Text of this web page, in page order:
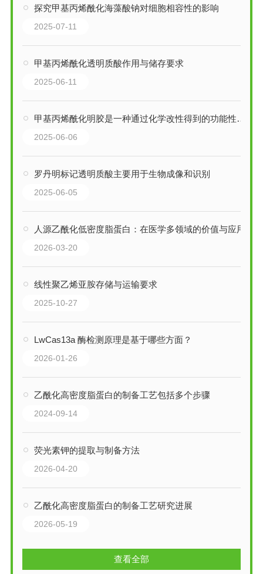
探究甲基丙烯酰化海藻酸钠对细胞相容性的影响
2025-07-11
甲基丙烯酰化透明质酸作用与储存要求
2025-06-11
甲基丙烯酰化明胶是一种通过化学改性得到的功能性生物材料
2025-06-06
罗丹明标记透明质酸主要用于生物成像和识别
2025-06-05
人源乙酰化低密度脂蛋白：在医学多领域的价值与应用
2026-03-20
线性聚乙烯亚胺存储与运输要求
2025-10-27
LwCas13a 酶检测原理是基于哪些方面？
2026-01-26
乙酰化高密度脂蛋白的制备工艺包括多个步骤
2024-09-14
荧光素钾的提取与制备方法
2026-04-20
乙酰化高密度脂蛋白的制备工艺研究进展
2026-05-19
查看全部